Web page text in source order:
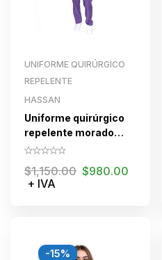
UNIFORME QUIRÚRGICO
REPELENTE
HASSAN
Uniforme quirúrgico
repelente morado
para dama con cierre
$1,150.00 $980.00
+ IVA
-15%